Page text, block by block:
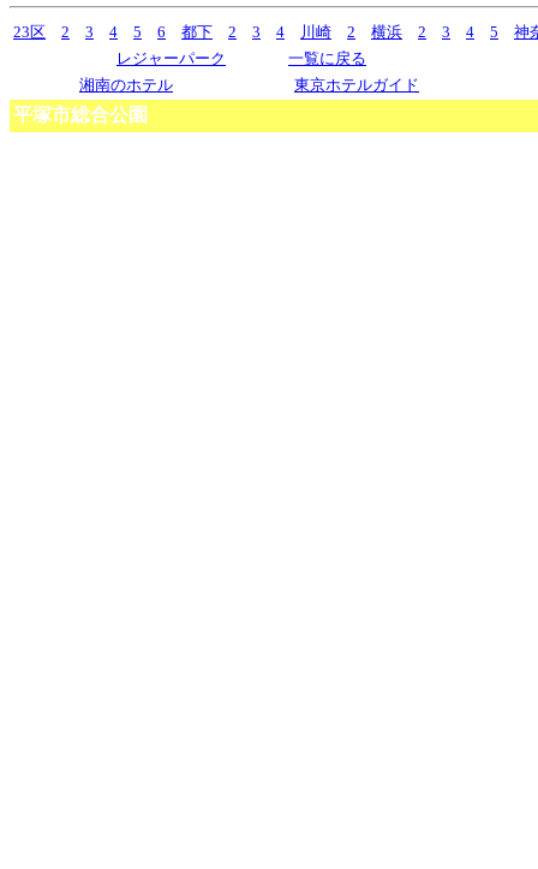
23区 2 3 4 5 6 都下 2 3 4 川崎 2 横浜 2 3 4 5
神
レジャーパーク
一覧に戻る
湘南のホテル
東京ホテルガイド
平塚市総合公園